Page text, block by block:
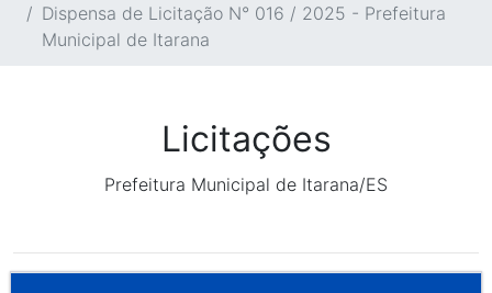
Dispensa de Licitação N° 016 / 2025 - Prefeitura
Municipal de Itarana
Licitações
Prefeitura Municipal de Itarana/ES